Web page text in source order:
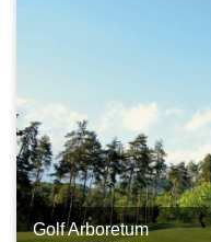
Golf Arboretum